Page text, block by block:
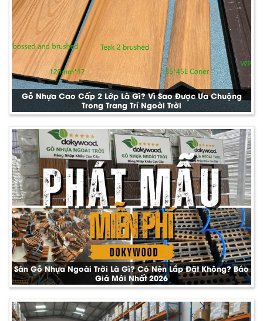
Gỗ Nhựa Cao Cấp 2 Lớp Là Gì? Vì Sao Được Ưa Chuộng
Trong Trang Trí Ngoài Trời
Sàn Gỗ Nhựa Ngoài Trời Là Gì? Có Nên Lắp Đặt Không? Báo
Giá Mới Nhất 2026